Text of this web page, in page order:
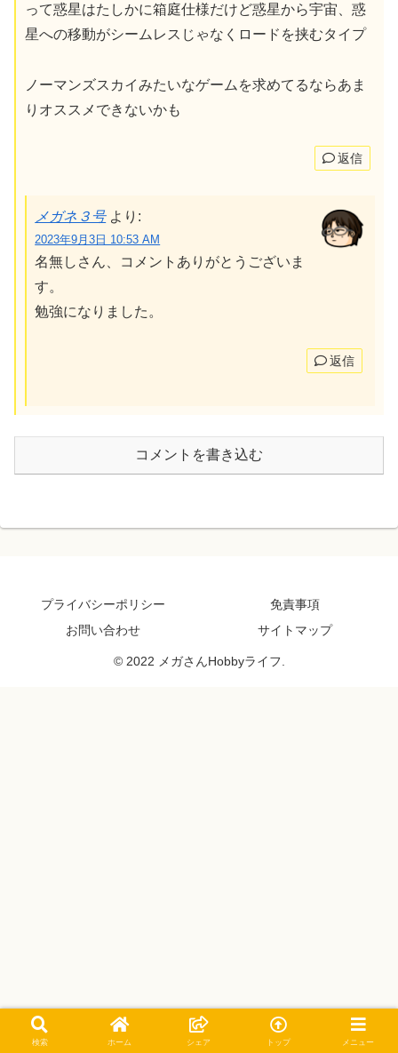
って惑星はたしかに箱庭仕様だけど惑星から宇宙、惑
星への移動がシームレスじゃなくロードを挟むタイプ
ノーマンズスカイみたいなゲームを求めてるならあま
りオススメできないかも
返信
メガネ３号 より:
2023年9月3日 10:53 AM
名無しさん、コメントありがとうございま
す。
勉強になりました。
返信
コメントを書き込む
プライバシーポリシー
免責事項
お問い合わせ
サイトマップ
© 2022 メガさんHobbyライフ.
検索 ホーム シェア トップ メニュー